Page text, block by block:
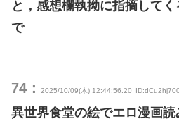
と，感想欄執拗に指摘して
で
74： 2025/10/09(木) 12:44:56.20 ID:dCu2hj700
異世界食堂の絵でエロ漫画読